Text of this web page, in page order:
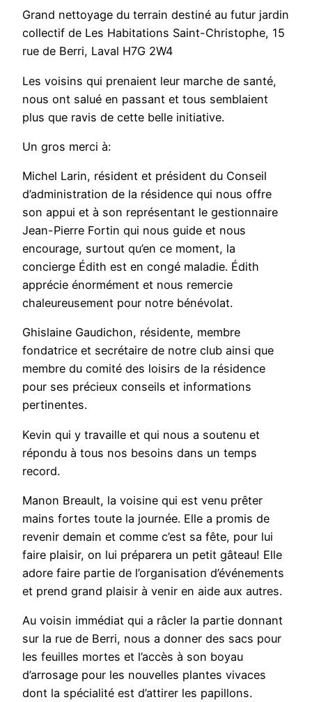
Grand nettoyage du terrain destiné au futur jardin
collectif de Les Habitations Saint-Christophe, 15
rue de Berri, Laval H7G 2W4
Les voisins qui prenaient leur marche de santé,
nous ont salué en passant et tous semblaient
plus que ravis de cette belle initiative.
Un gros merci à:
Michel Larin, résident et président du Conseil
d’administration de la résidence qui nous offre
son appui et à son représentant le gestionnaire
Jean-Pierre Fortin qui nous guide et nous
encourage, surtout qu’en ce moment, la
concierge Édith est en congé maladie. Édith
apprécie énormément et nous remercie
chaleureusement pour notre bénévolat.
Ghislaine Gaudichon, résidente, membre
fondatrice et secrétaire de notre club ainsi que
membre du comité des loisirs de la résidence
pour ses précieux conseils et informations
pertinentes.
Kevin qui y travaille et qui nous a soutenu et
répondu à tous nos besoins dans un temps
record.
Manon Breault, la voisine qui est venu prêter
mains fortes toute la journée. Elle a promis de
revenir demain et comme c’est sa fête, pour lui
faire plaisir, on lui préparera un petit gâteau! Elle
adore faire partie de l’organisation d’événements
et prend grand plaisir à venir en aide aux autres.
Au voisin immédiat qui a râcler la partie donnant
sur la rue de Berri, nous a donner des sacs pour
les feuilles mortes et l’accès à son boyau
d’arrosage pour les nouvelles plantes vivaces
dont la spécialité est d’attirer les papillons.